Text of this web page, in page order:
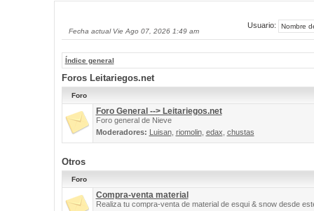
Fecha actual Vie Ago 07, 2026 1:49 am
Usuario:
Índice general
Foros Leitariegos.net
Foro
Foro General --> Leitariegos.net
Foro general de Nieve
Moderadores: Luisan, riomolin, edax chustas
Otros
Foro
Compra-venta material
Realiza tu compra-venta de material de esqui & snow desde